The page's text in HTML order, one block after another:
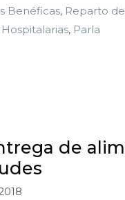
Benéficas, Reparto
, Parla
de